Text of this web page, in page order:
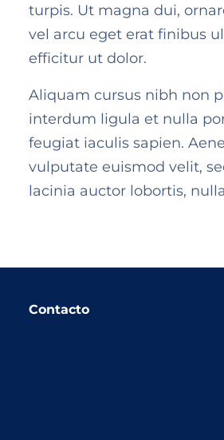
turpis. Ut magna dui,
vel arcu eget erat finibus
efficitur ut dolor.
Aliquam cursus nibh non
interdum ligula et nulla
feugiat iaculis sapien.
vulputate euismod velit,
lacinia auctor lobortis,
Contacto